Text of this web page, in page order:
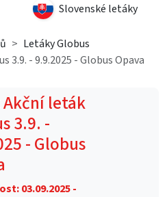
Slovenské letáky
Letáky Globus
3.9. - 9.9.2025 - Globus Opava
Akční leták
3.9. -
- Globus
03.09.2025 -